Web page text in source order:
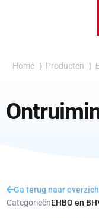
Home | Producten |
Ga terug naar
CategorieënEHBO en